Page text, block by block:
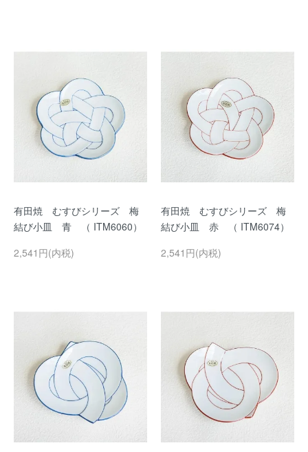
有田焼 むすびシリーズ 梅
結び小皿 青 （ ITM6060）
2,541円(内税)
有田焼 むすびシリーズ 梅
結び小皿 赤 （ ITM6074）
2,541円(内税)